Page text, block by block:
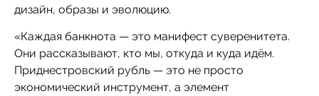
дизайн, образы и эволюцию.
«Каждая банкнота — это манифест суверенитета.
Они рассказывают, кто мы, откуда и куда идём.
Приднестровский рубль — это не просто
экономический инструмент, а элемент